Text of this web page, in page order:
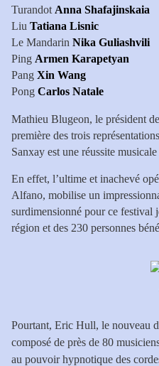
Turandot Anna Shafajinskaia
Liu Tatiana Lisnic
Le Mandarin Nika Guliashvili
Ping Armen Karapetyan
Pang Xin Wang
Pong Carlos Natale
Mathieu Blugeon, le président
première des trois
Sanxay est une réussite
En effet, l’ultime et inachevé
Alfano, mobilise un
surdimensionné pour ce festival
région et des 230 personnes
Pourtant, Eric Hull, le nouveau
composé de près de 80
au pouvoir hypnotique des